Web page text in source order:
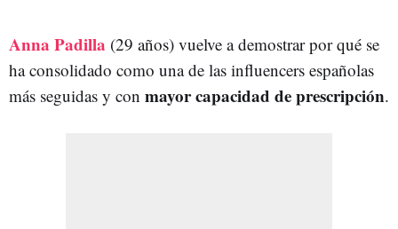
Anna Padilla (29 años) vuelve a demostrar por qué se
ha consolidado como una de las influencers españolas
más seguidas y con mayor capacidad de prescripción.